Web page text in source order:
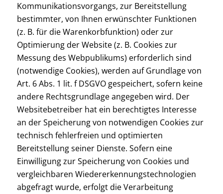
Kommunikationsvorgangs, zur Bereitstellung
bestimmter, von Ihnen erwünschter Funktionen
(z. B. für die Warenkorbfunktion) oder zur
Optimierung der Website (z. B. Cookies zur
Messung des Webpublikums) erforderlich sind
(notwendige Cookies), werden auf Grundlage von
Art. 6 Abs. 1 lit. f DSGVO gespeichert, sofern keine
andere Rechtsgrundlage angegeben wird. Der
Websitebetreiber hat ein berechtigtes Interesse
an der Speicherung von notwendigen Cookies zur
technisch fehlerfreien und optimierten
Bereitstellung seiner Dienste. Sofern eine
Einwilligung zur Speicherung von Cookies und
vergleichbaren Wiedererkennungstechnologien
abgefragt wurde, erfolgt die Verarbeitung